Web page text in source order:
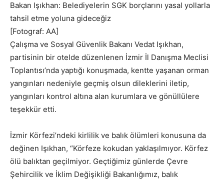
Bakan Işıkhan: Belediyelerin SGK borçlarını yasal yollarla
tahsil etme yoluna gideceğiz
[Fotograf: AA]
Çalışma ve Sosyal Güvenlik Bakanı Vedat Işıkhan,
partisinin bir otelde düzenlenen İzmir İl Danışma Meclisi
Toplantısı’nda yaptığı konuşmada, kentte yaşanan orman
yangınları nedeniyle geçmiş olsun dileklerini iletip,
yangınları kontrol altına alan kurumlara ve gönüllülere
teşekkür etti.
İzmir Körfezi’ndeki kirlilik ve balık ölümleri konusuna da
değinen Işıkhan, “Körfeze kokudan yaklaşılmıyor. Körfez
ölü balıktan geçilmiyor. Geçtiğimiz günlerde Çevre
Şehircilik ve İklim Değişikliği Bakanlığımız, balık